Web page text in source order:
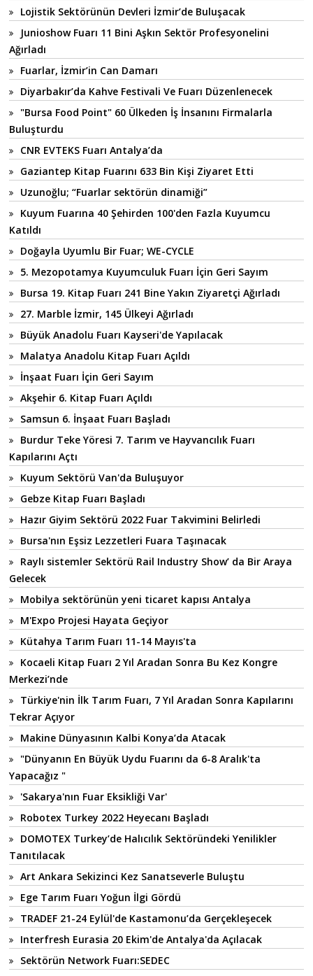
Lojistik Sektörünün Devleri İzmir’de Buluşacak
Junioshow Fuarı 11 Bini Aşkın Sektör Profesyonelini
Ağırladı
Fuarlar, İzmir’in Can Damarı
Diyarbakır’da Kahve Festivali Ve Fuarı Düzenlenecek
"Bursa Food Point" 60 Ülkeden İş İnsanını Firmalarla
Buluşturdu
CNR EVTEKS Fuarı Antalya’da
Gaziantep Kitap Fuarını 633 Bin Kişi Ziyaret Etti
Uzunoğlu; “Fuarlar sektörün dinamiği”
Kuyum Fuarına 40 Şehirden 100'den Fazla Kuyumcu
Katıldı
Doğayla Uyumlu Bir Fuar; WE-CYCLE
5. Mezopotamya Kuyumculuk Fuarı İçin Geri Sayım
Bursa 19. Kitap Fuarı 241 Bine Yakın Ziyaretçi Ağırladı
27. Marble İzmir, 145 Ülkeyi Ağırladı
Büyük Anadolu Fuarı Kayseri'de Yapılacak
Malatya Anadolu Kitap Fuarı Açıldı
İnşaat Fuarı İçin Geri Sayım
Akşehir 6. Kitap Fuarı Açıldı
Samsun 6. İnşaat Fuarı Başladı
Burdur Teke Yöresi 7. Tarım ve Hayvancılık Fuarı
Kapılarını Açtı
Kuyum Sektörü Van'da Buluşuyor
Gebze Kitap Fuarı Başladı
Hazır Giyim Sektörü 2022 Fuar Takvimini Belirledi
Bursa'nın Eşsiz Lezzetleri Fuara Taşınacak
Raylı sistemler Sektörü Rail Industry Show’ da Bir Araya
Gelecek
Mobilya sektörünün yeni ticaret kapısı Antalya
M'Expo Projesi Hayata Geçiyor
Kütahya Tarım Fuarı 11-14 Mayıs'ta
Kocaeli Kitap Fuarı 2 Yıl Aradan Sonra Bu Kez Kongre
Merkezi’nde
Türkiye'nin İlk Tarım Fuarı, 7 Yıl Aradan Sonra Kapılarını
Tekrar Açıyor
Makine Dünyasının Kalbi Konya’da Atacak
"Dünyanın En Büyük Uydu Fuarını da 6-8 Aralık'ta
Yapacağız "
'Sakarya'nın Fuar Eksikliği Var'
Robotex Turkey 2022 Heyecanı Başladı
DOMOTEX Turkey’de Halıcılık Sektöründeki Yenilikler
Tanıtılacak
Art Ankara Sekizinci Kez Sanatseverle Buluştu
Ege Tarım Fuarı Yoğun İlgi Gördü
TRADEF 21-24 Eylül'de Kastamonu’da Gerçekleşecek
Interfresh Eurasia 20 Ekim'de Antalya'da Açılacak
Sektörün Network Fuarı:SEDEC